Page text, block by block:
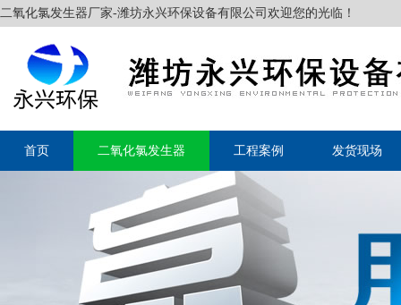
二氧化氯发生器厂家-潍坊永兴环保设备有限公司欢迎您的光临！
首页 二氧化氯发生器 工程案例 发货现场